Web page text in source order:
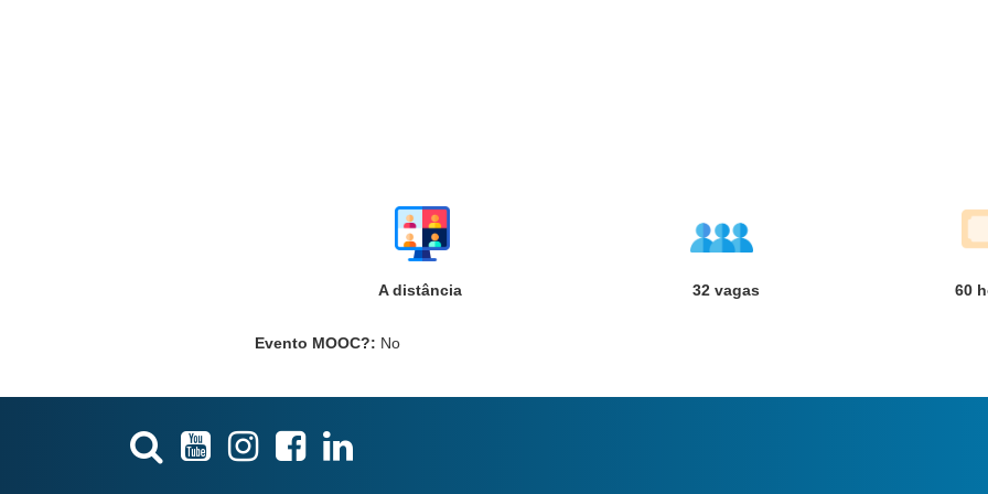
A distância 32 vagas 60
Evento MOOC?: No